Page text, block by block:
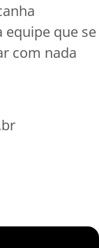
que se
com nada